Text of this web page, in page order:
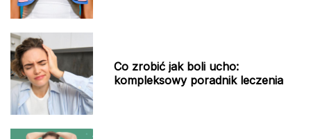
Co zrobić jak boli ucho:
kompleksowy poradnik leczenia